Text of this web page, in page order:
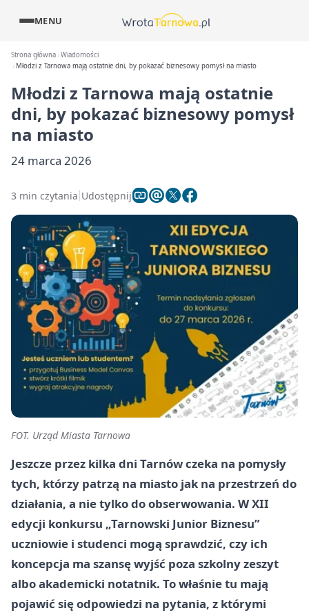
MENU
Strona główna Wiadomości
Młodzi z Tarnowa mają ostatnie dni, by pokazać biznesowy pomysł na miasto
Młodzi z Tarnowa mają ostatnie
dni, by pokazać biznesowy pomysł
na miasto
24 marca 2026
3 min czytania Udostępnij
FOT. Urząd Miasta Tarnowa
Jeszcze przez kilka dni Tarnów czeka na pomysły
tych, którzy patrzą na miasto jak na przestrzeń do
działania, a nie tylko do obserwowania. W XII
edycji konkursu „Tarnowski Junior Biznesu”
uczniowie i studenci mogą sprawdzić, czy ich
koncepcja ma szansę wyjść poza szkolny zeszyt
albo akademicki notatnik. To właśnie tu mają
pojawić się odpowiedzi na pytania, z którymi